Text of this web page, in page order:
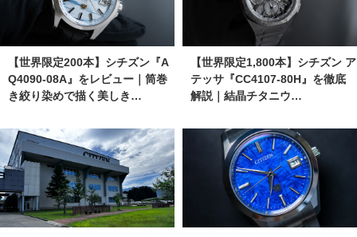
【世界限定200本】シチズン『A
Q4090-08A』をレビュー｜筒巻
き絞り染めで描く美しき…
【世界限定1,800本】シチズン ア
テッサ『CC4107-80H』を徹底
解説｜結晶チタニウ…